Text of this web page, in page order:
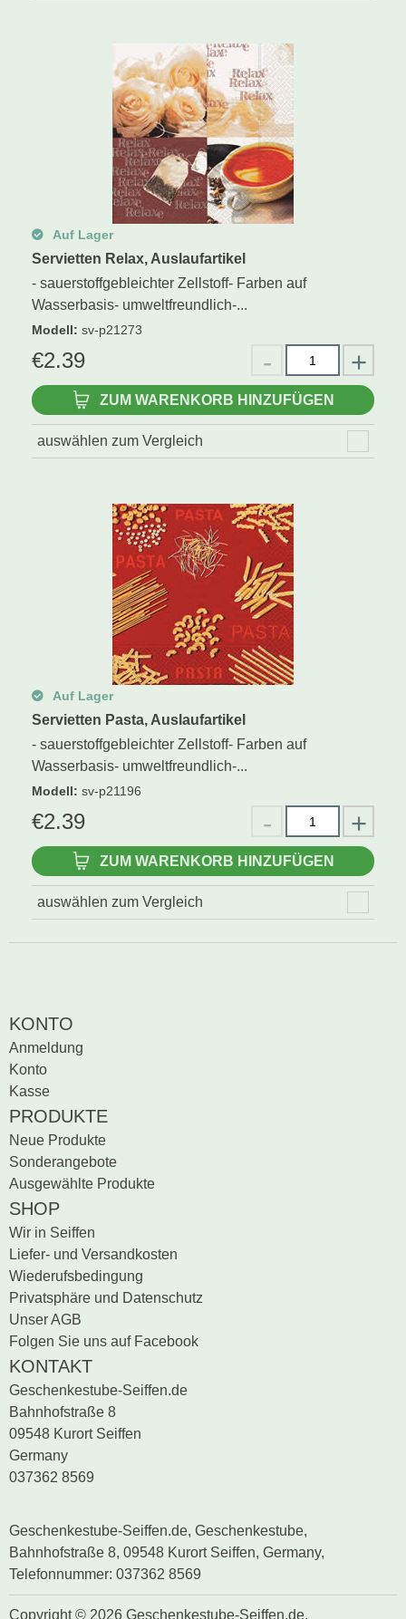
Auf Lager
Servietten Relax, Auslaufartikel
- sauerstoffgebleichter Zellstoff- Farben auf
Wasserbasis- umweltfreundlich-...
Modell: sv-p21273
€2.39
ZUM WARENKORB HINZUFÜGEN
auswählen zum Vergleich
Auf Lager
Servietten Pasta, Auslaufartikel
- sauerstoffgebleichter Zellstoff- Farben auf
Wasserbasis- umweltfreundlich-...
Modell: sv-p21196
€2.39
ZUM WARENKORB HINZUFÜGEN
auswählen zum Vergleich
KONTO
Anmeldung
Konto
Kasse
PRODUKTE
Neue Produkte
Sonderangebote
Ausgewählte Produkte
SHOP
Wir in Seiffen
Liefer- und Versandkosten
Wiederufsbedingung
Privatsphäre und Datenschutz
Unser AGB
Folgen Sie uns auf Facebook
KONTAKT
Geschenkestube-Seiffen.de
Bahnhofstraße 8
09548 Kurort Seiffen
Germany
037362 8569
Copyright © 2026 Geschenkestube-Seiffen.de.
Geschenkestube-Seiffen.de, Geschenkestube,
Bahnhofstraße 8, 09548 Kurort Seiffen, Germany,
Telefonnummer: 037362 8569